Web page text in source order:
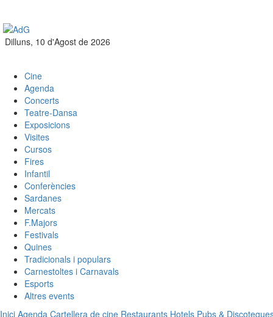
Dilluns, 10 d'Agost de 2026
Cine
Agenda
Concerts
Teatre-Dansa
Exposicions
Visites
Cursos
Fires
Infantil
Conferències
Sardanes
Mercats
F.Majors
Festivals
Quines
Tradicionals i populars
Carnestoltes i Carnavals
Esports
Altres events
Inici Agenda Cartellera de cine Restaurants Hotels Pubs &